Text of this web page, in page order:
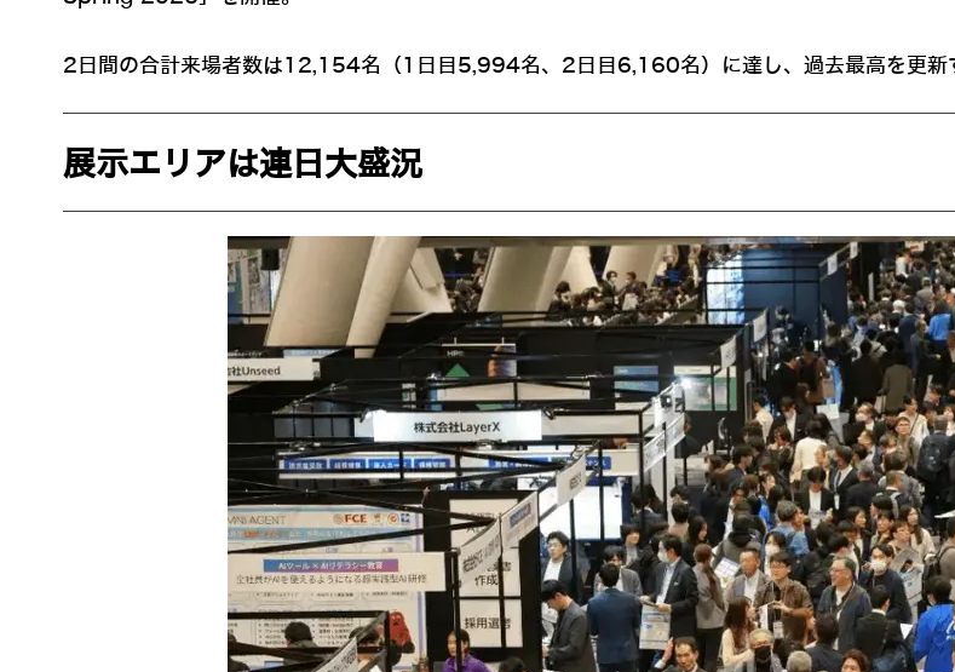
2日間の合計来場者数は12,154名（1日目5,994名、2日目6,160名）に達し、過去最高を更新
展示エリアは連日大盛況